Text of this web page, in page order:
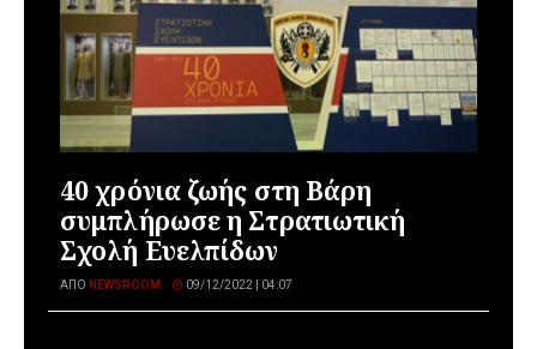
40 χρόνια ζωής στη Βάρη
συμπλήρωσε η Στρατιωτική
Σχολή Ευελπίδων
ΑΠΌ NEWSROOM 09/12/2022 | 04:07